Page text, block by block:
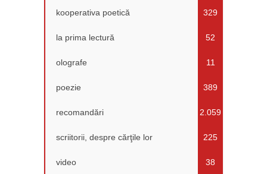
kooperativa poetică 329
la prima lectură 52
olografe 11
poezie 389
recomandări 2.059
scriitorii, despre cărţile lor 225
video 38